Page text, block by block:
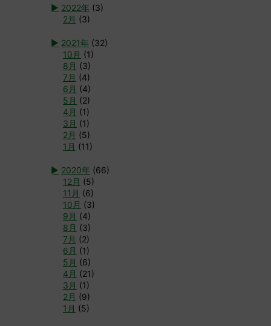
► 2022年 (3)
2月 (3)
► 2021年 (32)
10月 (1)
8月 (3)
7月 (4)
6月 (4)
5月 (2)
4月 (1)
3月 (1)
2月 (5)
1月 (11)
► 2020年 (66)
12月 (5)
11月 (6)
10月 (3)
9月 (4)
8月 (3)
7月 (2)
6月 (1)
5月 (6)
4月 (21)
3月 (1)
2月 (9)
1月 (5)